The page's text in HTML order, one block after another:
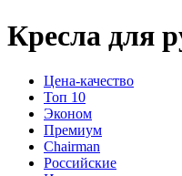
Кресла для
Цена-качество
Топ 10
Эконом
Премиум
Chairman
Российские